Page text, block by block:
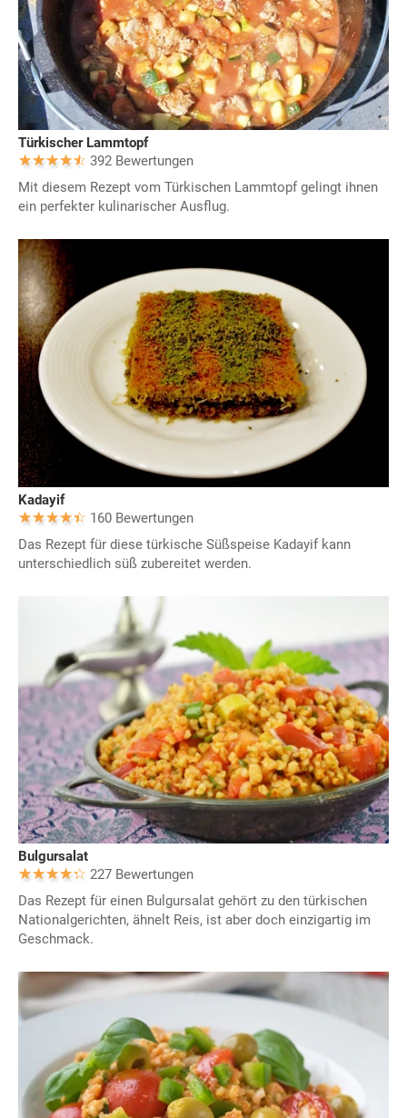
Türkischer Lammtopf
392 Bewertungen
Mit diesem Rezept vom Türkischen Lammtopf gelingt ihnen
ein perfekter kulinarischer Ausflug.
Kadayif
160 Bewertungen
Das Rezept für diese türkische Süßspeise Kadayif kann
unterschiedlich süß zubereitet werden.
Bulgursalat
227 Bewertungen
Das Rezept für einen Bulgursalat gehört zu den türkischen
Nationalgerichten, ähnelt Reis, ist aber doch einzigartig im
Geschmack.